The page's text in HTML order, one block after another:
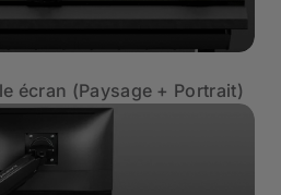
écran (Paysage + Portrait)